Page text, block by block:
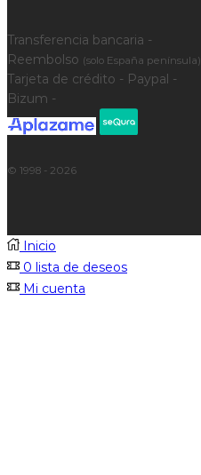
Transferencia bancaria -
Reembolso (solo España península)
Tarjeta de crédito - Paypal -
Bizum -
© 1998 - 2026
Inicio
0 lista de deseos
Mi cuenta